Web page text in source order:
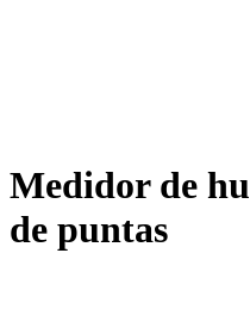
Medidor de
de puntas